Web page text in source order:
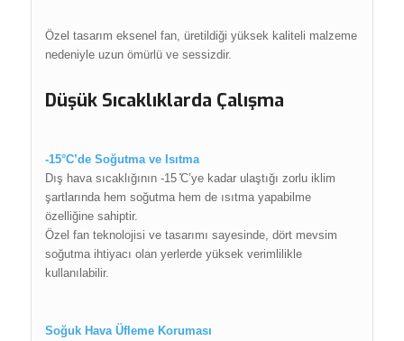
Özel tasarım eksenel fan, üretildiği yüksek kaliteli malzeme
nedeniyle uzun ömürlü ve sessizdir.
Düşük Sıcaklıklarda Çalışma
-15°C’de Soğutma ve Isıtma
Dış hava sıcaklığının -15 ̊C’ye kadar ulaştığı zorlu iklim
şartlarında hem soğutma hem de ısıtma yapabilme
özelliğine sahiptir.
Özel fan teknolojisi ve tasarımı sayesinde, dört mevsim
soğutma ihtiyacı olan yerlerde yüksek verimlilikle
kullanılabilir.
Soğuk Hava Üfleme Koruması